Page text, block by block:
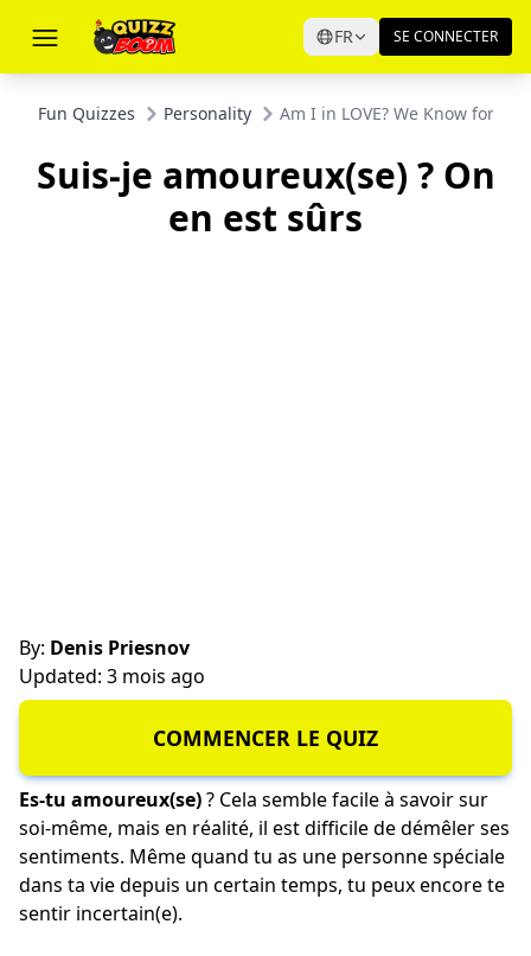
FR SE CONNECTER
Fun Quizzes Personality Am I in LOVE? We Know for
Suis-je amoureux(se) ? On
en est sûrs
By: Denis Priesnov
Updated: 3 mois ago
COMMENCER LE QUIZ
Es-tu amoureux(se)? Cela semble facile à savoir sur
soi-même, mais en réalité, il est difficile de démêler ses
sentiments. Même quand tu as une personne spéciale
dans ta vie depuis un certain temps, tu peux encore te
sentir incertain(e).